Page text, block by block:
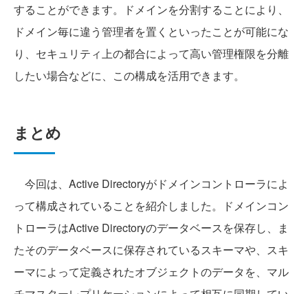
することができます。ドメインを分割することにより、
ドメイン毎に違う管理者を置くといったことが可能にな
り、セキュリティ上の都合によって高い管理権限を分離
したい場合などに、この構成を活用できます。
まとめ
今回は、Active Directoryがドメインコントローラによ
って構成されていることを紹介しました。ドメインコン
トローラはActive Directoryのデータベースを保存し、ま
たそのデータベースに保存されているスキーマや、スキ
ーマによって定義されたオブジェクトのデータを、マル